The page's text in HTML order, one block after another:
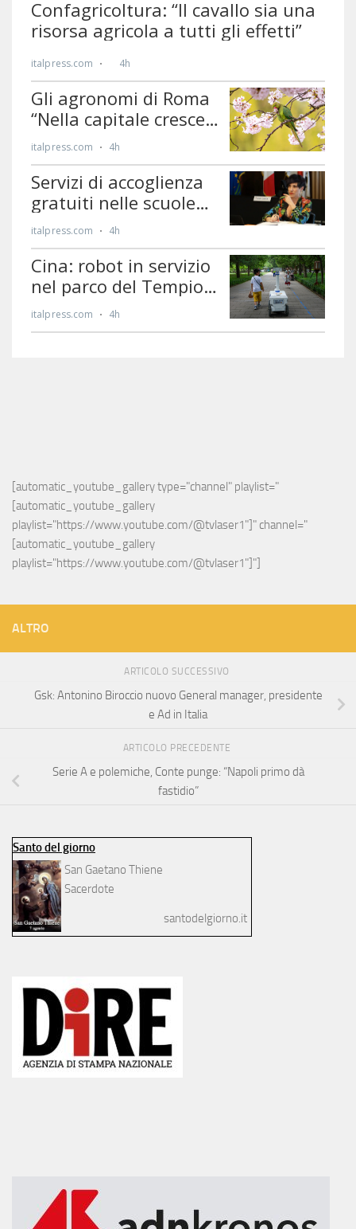
[automatic_youtube_gallery type="channel" playlist="
[automatic_youtube_gallery
playlist="https://www.youtube.com/@tvlaser1"]" channel="
[automatic_youtube_gallery
playlist="https://www.youtube.com/@tvlaser1"]"]
ALTRO
ARTICOLO SUCCESSIVO
Gsk: Antonino Biroccio nuovo General manager, presidente
e Ad in Italia
ARTICOLO PRECEDENTE
Serie A e polemiche, Conte punge: “Napoli primo dà
fastidio”
Santo del giorno
San Gaetano Thiene
Sacerdote
santodelgiorno.it